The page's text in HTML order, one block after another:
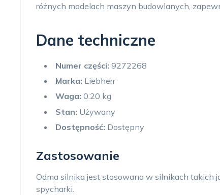
różnych modelach maszyn budowlanych,
Dane techniczne
Numer części: 9272268
Marka: Liebherr
Waga: 0.20 kg
Stan: Używany
Dostępność: Dostępny
Zastosowanie
Odma silnika jest stosowana w silnikach takich
spycharki.